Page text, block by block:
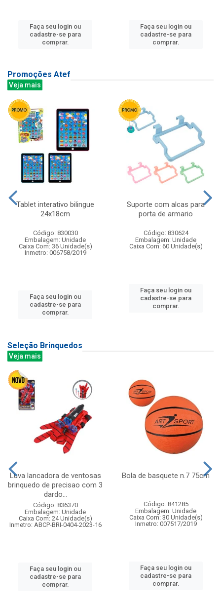
Faça seu login ou
cadastre-se para
comprar.
Faça seu login ou
cadastre-se para
comprar.
Promoções Atef
Veja mais
Tablet interativo bilingue
24x18cm
Código: 830030
Embalagem: Unidade
Caixa Com: 36 Unidade(s)
Inmetro: 006758/2019
Faça seu login ou
cadastre-se para
comprar.
Suporte com alcas para
porta de armario
Código: 830624
Embalagem: Unidade
Caixa Com: 60 Unidade(s)
Faça seu login ou
cadastre-se para
comprar.
Seleção Brinquedos
Veja mais
Luva lancadora de ventosas
brinquedo de precisao com 3
dardo...
Código: 836370
Embalagem: Unidade
Caixa Com: 24 Unidade(s)
Inmetro: ABCP-BRI-0404-2023-16
Faça seu login ou
cadastre-se para
comprar.
Bola de basquete n.7 75cm
Código: 841285
Embalagem: Unidade
Caixa Com: 30 Unidade(s)
Inmetro: 007517/2019
Faça seu login ou
cadastre-se para
comprar.